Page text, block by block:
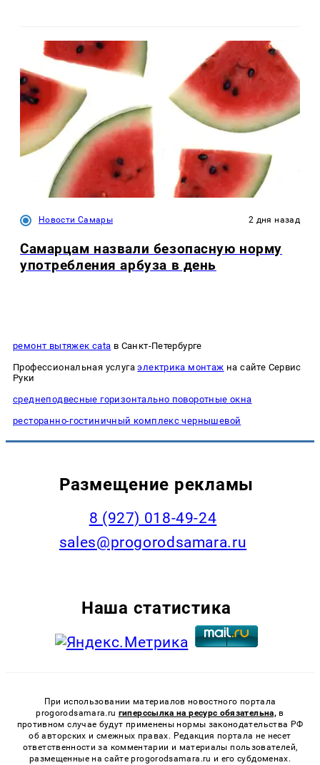
Новости Самары 2 дня назад
Самарцам назвали безопасную норму
употребления арбуза в день
ремонт вытяжек cata в Санкт-Петербурге
Профессиональная услугаэлектрика монтаж на сайте Сервис
Руки
среднеподвесные горизонтально поворотные окна
ресторанно-гостиничный комплекс чернышевой
Размещение рекламы
8 (927) 018-49-24
sales@progorodsamara.ru
Наша статистика
При использовании материалов новостного портала
progorodsamara.ru гиперссылка на ресурс обязательна, в
противном случае будут применены нормы законодательства РФ
об авторских и смежных правах. Редакция портала не несет
ответственности за комментарии и материалы пользователей,
размещенные на сайте progorodsamara.ru и его субдоменах.